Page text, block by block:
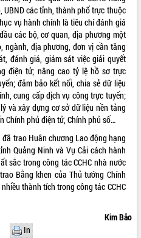
các tỉnh, thành phố trực thuộc
vụ hành chính là tiêu chí đánh giá
các bộ, cơ quan, địa phương một
ngành, địa phương, đơn vị cần tăng
đánh giá, giám sát việc giải quyết
điện tử; nâng cao tỷ lệ hồ sơ trực
đảm bảo kết nối, chia sẻ dữ liệu
cung cấp dịch vụ công trực tuyến;
và xây dựng cơ sở dữ liệu nền tảng
Chính phủ điện tử, Chính phủ số…
trao Huân chương Lao động hạng
Quảng Ninh và Vụ Cải cách hành
sắc trong công tác CCHC nhà nước
Bằng khen của Thủ tướng Chính
thành tích trong công tác CCHC
Kim Bảo
In